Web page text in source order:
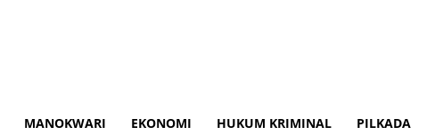
MANOKWARI EKONOMI HUKUM KRIMINAL PILKADA